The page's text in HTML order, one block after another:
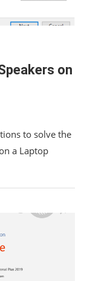
on
to solve the
a Laptop